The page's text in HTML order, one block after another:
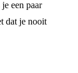
een paar
dat je nooit